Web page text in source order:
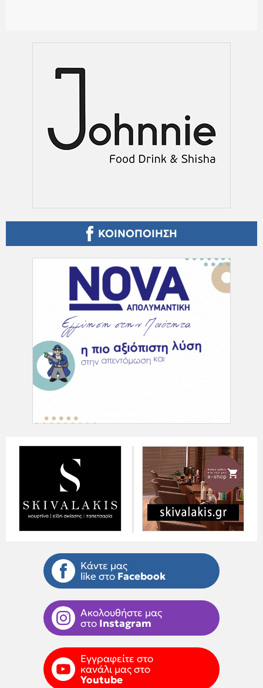
ΚΟΙΝΟΠΟΙΗΣΗ
Κάντε μας
like στο Facebook
Ακολουθήστε μας
στο Instagram
Εγγραφείτε στο
κανάλι μας στο
Youtube